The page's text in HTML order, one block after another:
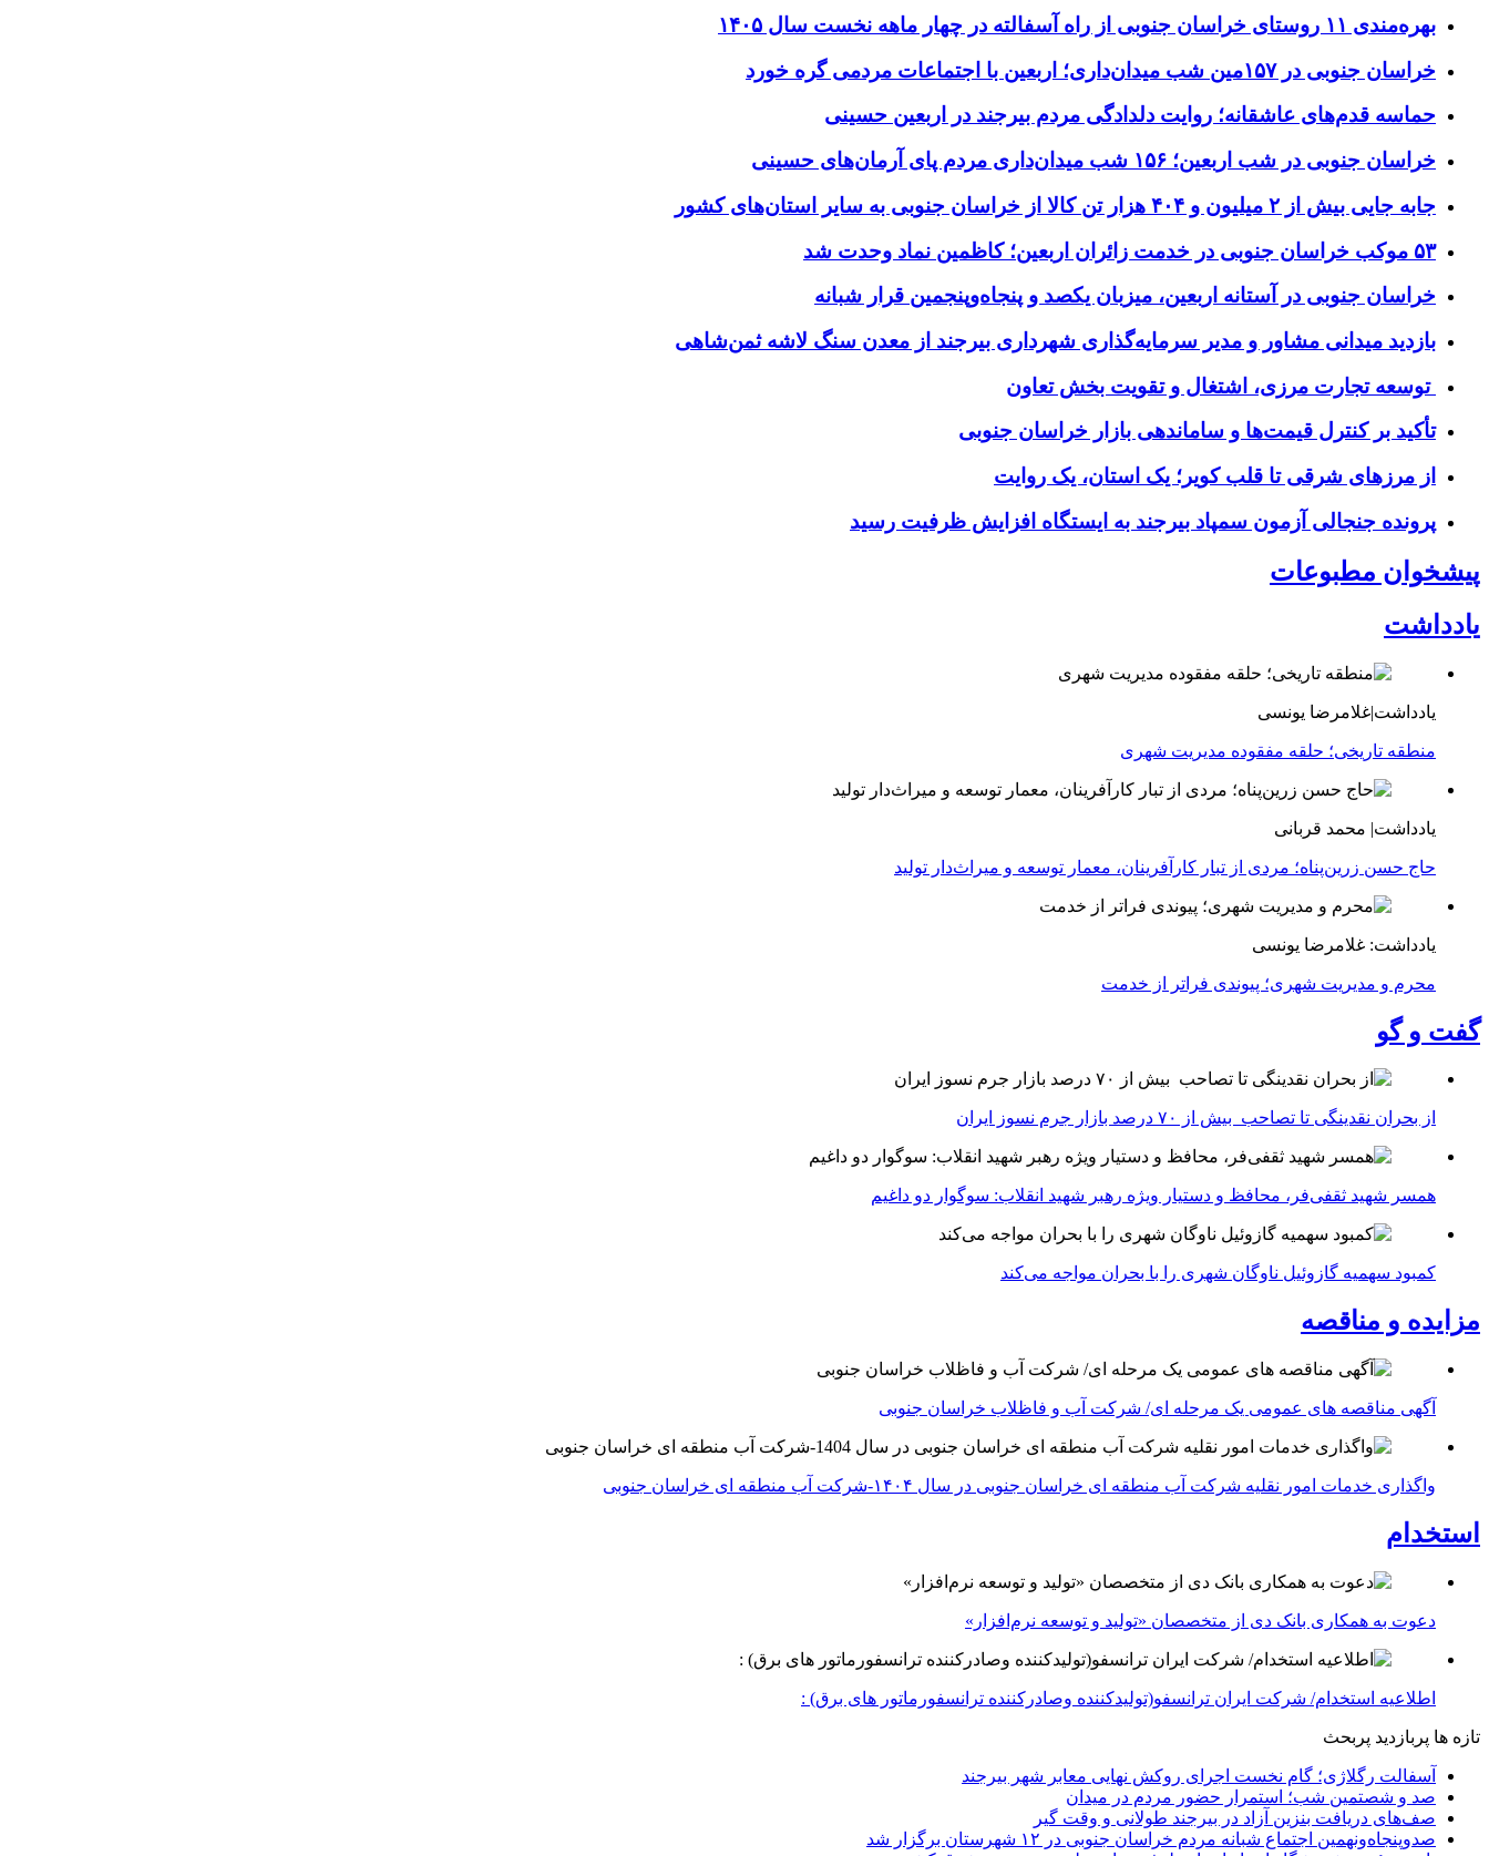
بهره‌مندی ۱۱ روستای خراسان جنوبی از راه آسفالته در چهار ماهه نخست سال ۱۴۰۵
خراسان جنوبی در ۱۵۷مین شب میدان‌داری؛ اربعین با اجتماعات مردمی گره خورد
حماسه قدم‌های عاشقانه؛ روایت دلدادگی مردم بیرجند در اربعین حسینی
خراسان جنوبی در شب اربعین؛ ۱۵۶ شب میدان‌داری مردم پای آرمان‌های حسینی
جابه جایی بیش از ۲ میلیون و ۴۰۴ هزار تن کالا از خراسان جنوبی به سایر استان‌های کشور
۵۳ موکب خراسان جنوبی در خدمت زائران اربعین؛ کاظمین نماد وحدت شد
خراسان جنوبی در آستانه اربعین، میزبان یکصد و پنجاه‌وپنجمین قرار شبانه
بازدید میدانی مشاور و مدیر سرمایه‌گذاری شهرداری بیرجند از معدن سنگ لاشه ثمن‌شاهی
توسعه تجارت مرزی، اشتغال و تقویت بخش تعاون
تأکید بر کنترل قیمت‌ها و ساماندهی بازار خراسان جنوبی
از مرزهای شرقی تا قلب کویر؛ یک استان، یک روایت
پرونده جنجالی آزمون سمپاد بیرجند به ایستگاه افزایش ظرفیت رسید
پیشخوان مطبوعات
یادداشت
یادداشت|غلامرضا یونسی
منطقه تاریخی؛ حلقه مفقوده مدیریت شهری
یادداشت| محمد قربانی
حاج حسن زرین‌پناه؛ مردی از تبار کارآفرینان، معمار توسعه و میراث‌دار تولید
یادداشت: غلامرضا یونسی
محرم و مدیریت شهری؛ پیوندی فراتر از خدمت
گفت و گو
از بحران نقدینگی تا تصاحب بیش از ۷۰ درصد بازار جرم نسوز ایران
همسر شهید ثقفی‌فر، محافظ و دستیار ویژه رهبر شهید انقلاب: سوگوار دو داغیم
کمبود سهمیه گازوئیل ناوگان شهری را با بحران مواجه می‌کند
مزایده و مناقصه
آگهی مناقصه های عمومی یک مرحله ای/ شرکت آب و فاظلاب خراسان جنوبی
واگذاری خدمات امور نقلیه شرکت آب منطقه ای خراسان جنوبی در سال ۱۴۰۴-شرکت آب منطقه ای خراسان جنوبی
استخدام
دعوت به همکاری بانک دی از متخصصان «تولید و توسعه نرم‌افزار»
اطلاعیه استخدام/ شرکت ایران ترانسفو(تولیدکننده وصادرکننده ترانسفورماتور های برق) :
تازه ها پربازدید پربحث
آسفالت رگلاژی؛ گام نخست اجرای روکش نهایی معابر شهر بیرجند
صد و شصتمین شب؛ استمرار حضور مردم در میدان
صف‌های دریافت بنزین آزاد در بیرجند طولانی و وقت گیر
صدوپنجاه‌ونهمین اجتماع شبانه مردم خراسان جنوبی در ۱۲ شهرستان برگزار شد